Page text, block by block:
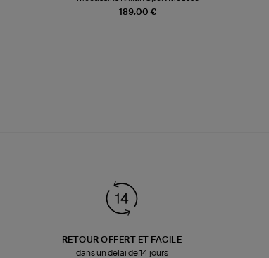
189,00 €
RETOUR OFFERT ET FACILE
dans un délai de 14 jours